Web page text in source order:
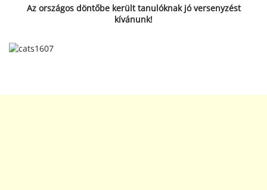
Az országos döntőbe került tanulóknak jó versenyzést
kívánunk!